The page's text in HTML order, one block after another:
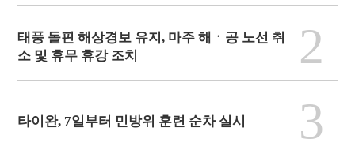
태풍 돌핀 해상경보 유지, 마주 해ㆍ공 노선 취
소 및 휴무 휴강 조치
2
타이완, 7일부터 민방위 훈련 순차 실시 3